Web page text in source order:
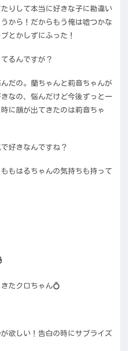
りして本当に好きな子に勘違い
から！だからもう俺は嘘つかな
とかしずにふった！
るんですが？
んだの。蘭ちゃんと莉音ちゃんが
なの、悩んだけど今後ずっと一
に顔が出てきたのは莉音ちゃ
好きなんですね？
ももはるちゃんの気持ちも持って
たクロちゃん💍
が欲しい！告白の時にサプライズ